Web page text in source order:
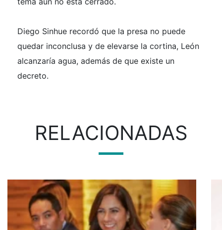
Diego Sinhue recordó que la presa no puede
quedar inconclusa y de elevarse la cortina, León
alcanzaría agua, además de que existe un
decreto.
RELACIONADAS